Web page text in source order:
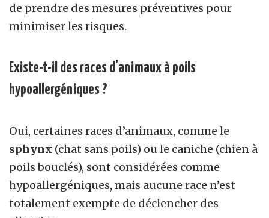
de prendre des mesures préventives pour
minimiser les risques.
Existe-t-il des races d’animaux à poils
hypoallergéniques ?
Oui, certaines races d’animaux, comme le
sphynx (chat sans poils) ou le caniche (chien à
poils bouclés), sont considérées comme
hypoallergéniques, mais aucune race n’est
totalement exempte de déclencher des